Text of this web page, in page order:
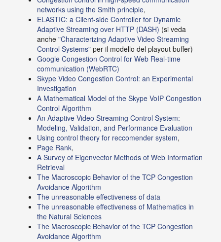
networks using the Smith principle,
ELASTIC: a Client-side Controller for Dynamic
Adaptive Streaming over HTTP (DASH) (si veda
anche "Characterizing Adaptive Video Streaming
Control Systems" per il modello del playout buffer)
Google Congestion Control for Web Real-time
communication (WebRTC)
Skype Video Congestion Control: an Experimental
Investigation
A Mathematical Model of the Skype VoIP Congestion
Control Algorithm
An Adaptive Video Streaming Control System:
Modeling, Validation, and Performance Evaluation
Using control theory for reccomender system,
Page Rank,
A Survey of Eigenvector Methods of Web Information
Retrieval
The Macroscopic Behavior of the TCP Congestion
Avoidance Algorithm
The unreasonable effectiveness of data
The unreasonable effectiveness of Mathematics in
the Natural Sciences
The Macroscopic Behavior of the TCP Congestion
Avoidance Algorithm